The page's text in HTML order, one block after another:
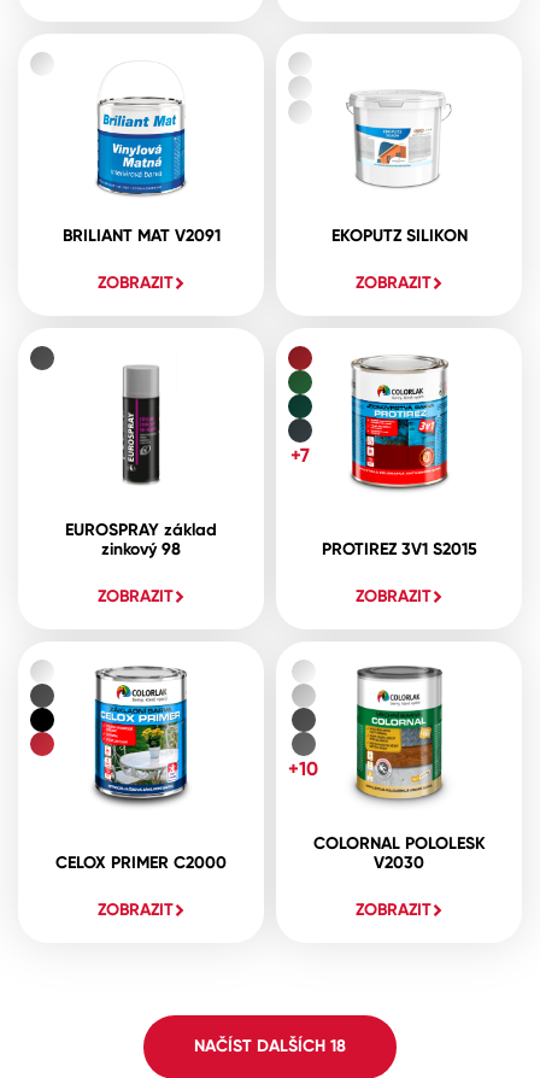
BRILIANT MAT V2091
ZOBRAZIT
EKOPUTZ SILIKON
ZOBRAZIT
EUROSPRAY základ
zinkový 98
ZOBRAZIT
PROTIREZ 3V1 S2015
ZOBRAZIT
+7
CELOX PRIMER C2000
ZOBRAZIT
COLORNAL POLOLESK
V2030
ZOBRAZIT
+10
NAČÍST DALŠÍCH 18